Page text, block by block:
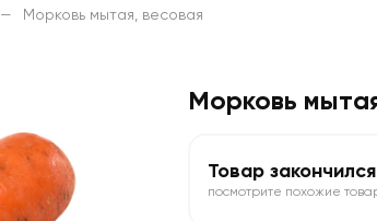
— Морковь мытая, весовая
Морковь
Товар закончился
посмотрите похожие